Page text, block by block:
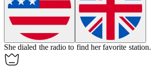
Shedialed the radio to find her favorite station.